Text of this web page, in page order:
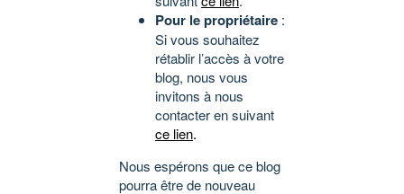
Pour le propriétaire :
Si vous souhaitez
rétablir l’accès à votre
blog, nous vous
invitons à nous
contacter en suivant
ce lien.
Nous espérons que ce blog
pourra être de nouveau